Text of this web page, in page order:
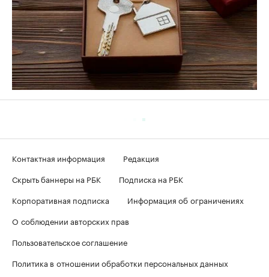
Контактная информация
Редакция
Скрыть баннеры на РБК
Подписка на РБК
Корпоративная подписка
Информация об ограничениях
О соблюдении авторских прав
Пользовательское соглашение
Политика в отношении обработки персональных данных